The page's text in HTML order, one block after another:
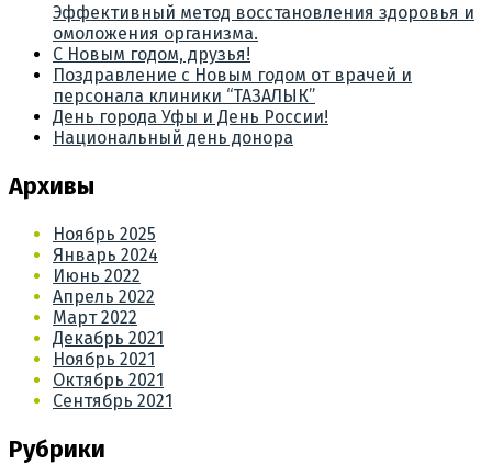
Эффективный метод восстановления здоровья и
омоложения организма.
С Новым годом, друзья!
Поздравление с Новым годом от врачей и
персонала клиники “ТАЗАЛЫК”
День города Уфы и День России!
Национальный день донора
Архивы
Ноябрь 2025
Январь 2024
Июнь 2022
Апрель 2022
Март 2022
Декабрь 2021
Ноябрь 2021
Октябрь 2021
Сентябрь 2021
Рубрики